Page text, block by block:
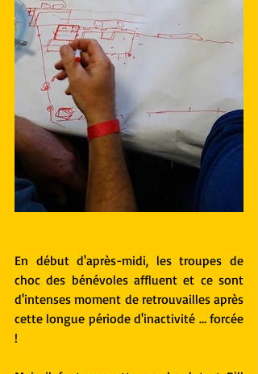
En début d'après-midi, les troupes de
choc des bénévoles affluent et ce sont
d'intenses moment de retrouvailles après
cette longue période d'inactivité … forcée
!